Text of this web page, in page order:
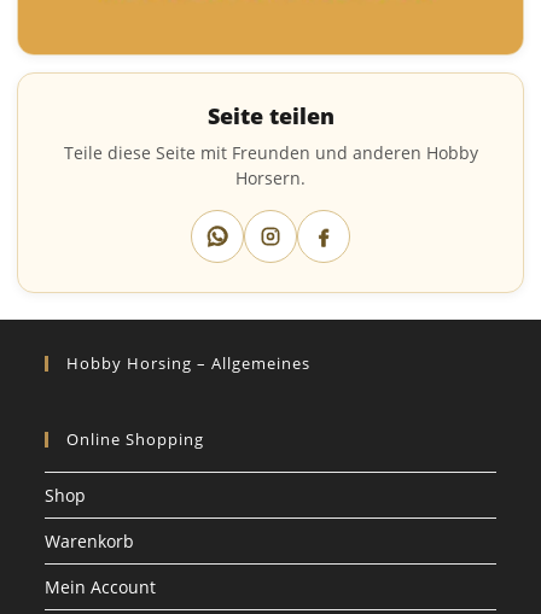
Seite teilen
Teile diese Seite mit Freunden und anderen Hobby
Horsern.
Hobby Horsing – Allgemeines
Online Shopping
Shop
Warenkorb
Mein Account